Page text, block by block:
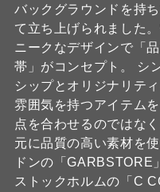
バックグラウンドを持
て立ち上げられました
ニークなデザインで「
帯」がコンセプト。 シ
シップとオリジナリテ
雰囲気を持つアイテム
点を合わせるのではな
元に品質の高い素材を
ドンの「GARBSTORE
ストックホルムの「C